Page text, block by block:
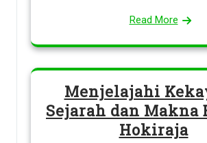
Read More
Menjelajahi
Sejarah dan Makna
Hokiraja